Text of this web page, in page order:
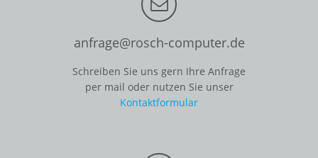
anfrage@rosch-computer.de
Schreiben Sie uns gern Ihre Anfrage
per mail oder nutzen Sie unser
Kontaktformular